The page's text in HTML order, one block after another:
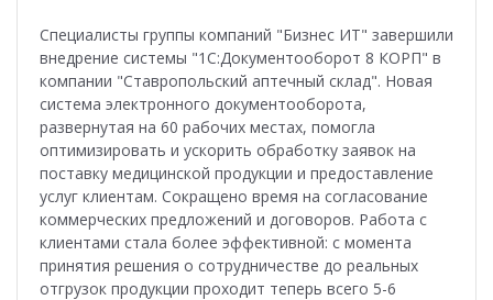
Специалисты группы компаний "Бизнес ИТ" завершили
внедрение системы "1С:Документооборот 8 КОРП" в
компании "Ставропольский аптечный склад". Новая
система электронного документооборота,
развернутая на 60 рабочих местах, помогла
оптимизировать и ускорить обработку заявок на
поставку медицинской продукции и предоставление
услуг клиентам. Сокращено время на согласование
коммерческих предложений и договоров. Работа с
клиентами стала более эффективной: с момента
принятия решения о сотрудничестве до реальных
отгрузок продукции проходит теперь всего 5-6